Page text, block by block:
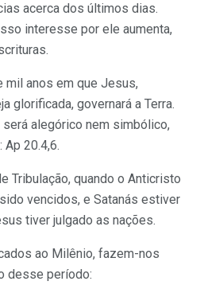
acerca dos úl­timos dias.
interesse por ele aumenta,
mil anos em que Jesus,
glorificada, governará a Terra.
será alegórico nem simbóli­co,
20.4,6.
Tribulação, quando o Anticristo
vencidos, e Satanás estiver
tiver julgado as nações.
ao Milê­nio, fazem-nos
desse período: